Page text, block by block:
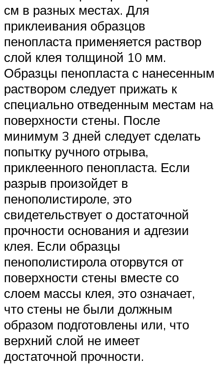
см в разных местах. Для
приклеивания образцов
пенопласта применяется раствор
слой клея толщиной 10 мм.
Образцы пенопласта с нанесенным
раствором следует прижать к
специально отведенным местам на
поверхности стены. После
минимум 3 дней следует сделать
попытку ручного отрыва,
приклеенного пенопласта. Если
разрыв произойдет в
пенополистироле, это
свидетельствует о достаточной
прочности основания и адгезии
клея. Если образцы
пенополистирола оторвутся от
поверхности стены вместе со
слоем массы клея, это означает,
что стены не были должным
образом подготовлены или, что
верхний слой не имеет
достаточной прочности.